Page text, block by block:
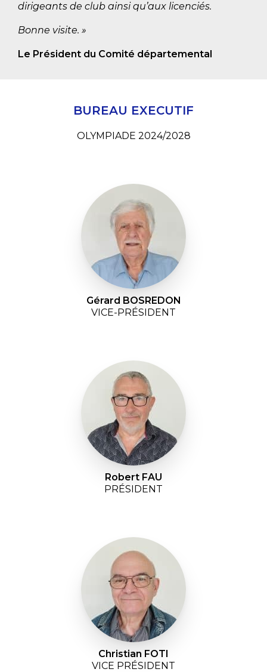
dirigeants de club ainsi qu’aux licenciés.
Bonne visite. »
Le Président du Comité départemental
BUREAU EXECUTIF
OLYMPIADE 2024/2028
Gérard BOSREDON
VICE-PRÉSIDENT
Robert FAU
PRÉSIDENT
Christian FOTI
VICE PRÉSIDENT